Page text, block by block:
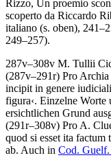
Rizzo, Un proemio
scoperto da Riccardo
italiano (s. oben),
249–257).
287v–308v M. Tullii
(287v–291r) Pro Archia
incipit in genere
figura‹. Einzelne Worte
ersichtlichen Grund
(291r–308v) Pro A.
quod si esset ita
ab. Auch in Cod.